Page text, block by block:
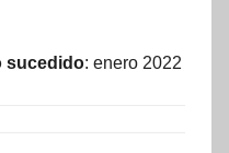
sucedido: enero 2022